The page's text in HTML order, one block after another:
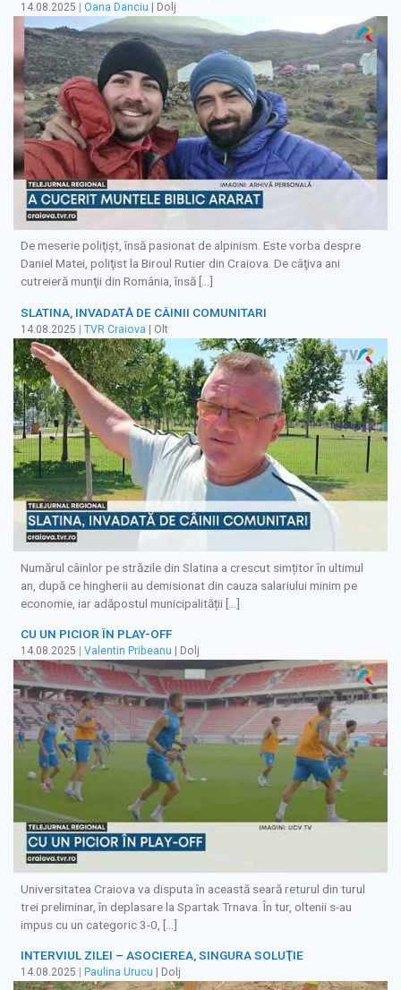
14.08.2025 Oana Danciu | Dolj
De meserie poliţişt, însă pasionat de alpinism. Este vorba despre
Daniel Matei, poliţist la Biroul Rutier din Craiova. De câţiva ani
cutreieră munţii din România, însă […]
SLATINA, INVADATĂ DE CÂINII COMUNITARI
14.08.2025 | TVR Craiova | Olt
Numărul câinlor pe străzile din Slatina a crescut simțitor în ultimul
an, după ce hingherii au demisionat din cauza salariului minim pe
economie, iar adăpostul municipalității […]
CU UN PICIOR ÎN PLAY-OFF
14.08.2025 Valentin Pribeanu | Dolj
Universitatea Craiova va disputa în această seară returul din turul
trei preliminar, în deplasare la Spartak Trnava. În tur, oltenii s-au
impus cu un categoric 3-0, […]
INTERVIUL ZILEI – ASOCIEREA, SINGURA SOLUŢIE
14.08.2025 Paulina Urucu | Dolj